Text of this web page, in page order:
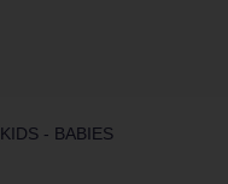
KIDS - BABIES